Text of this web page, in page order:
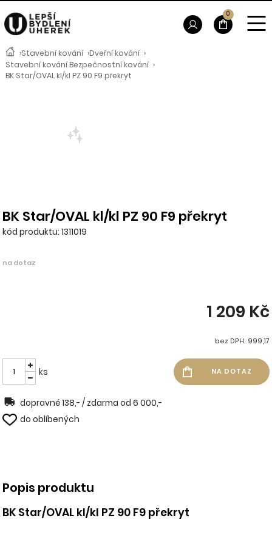
›Stavební kování ›Dveřní kování ›
Stavební kování Bezpečnostní kování ›
BK Star/OVAL kl/kl PZ 90 F9 překryt
BK Star/OVAL kl/kl PZ 90 F9 překryt
kód produktu: 1311019
na dotaz
1 209 Kč
bez DPH: 999,17
ks
dopravné 138,- / zdarma od 6 000,-
do oblíbených
Popis produktu
BK Star/OVAL kl/kl PZ 90 F9 překryt
0